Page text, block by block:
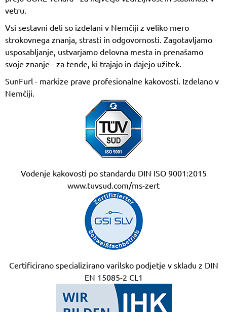
vetru.
Vsi sestavni deli so izdelani v Nemčiji z veliko mero
strokovnega znanja, strasti in odgovornosti. Zagotavljamo
usposabljanje, ustvarjamo delovna mesta in prenašamo
svoje znanje - za tende, ki trajajo in dajejo užitek.
SunFurl - markize prave profesionalne kakovosti. Izdelano v
Nemčiji.
Vodenje kakovosti po standardu DIN ISO 9001:2015
www.tuvsud.com/ms-zert
Certificirano specializirano varilsko podjetje v skladu z DIN
EN 15085-2 CL1